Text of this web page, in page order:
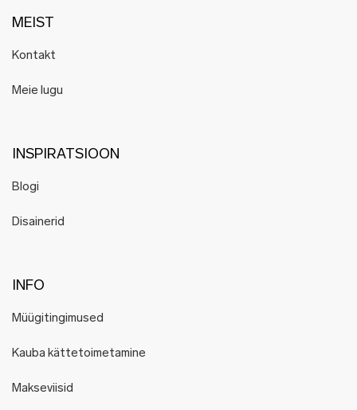
MEIST
Kontakt
Meie lugu
INSPIRATSIOON
Blogi
Disainerid
INFO
Müügitingimused
Kauba kättetoimetamine
Makseviisid